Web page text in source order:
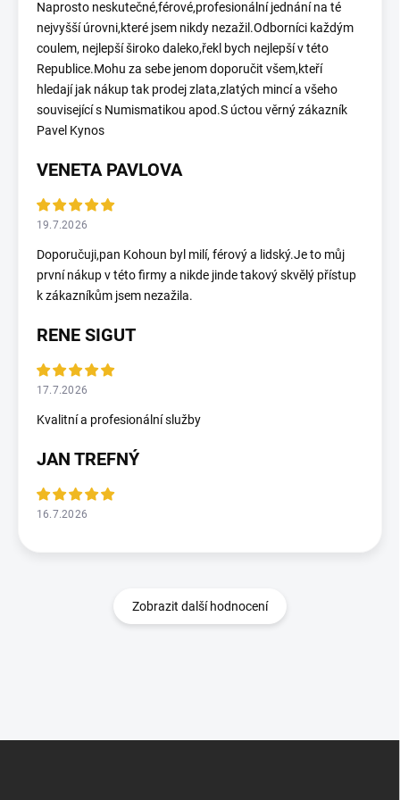
Naprosto neskutečné,férové,profesionální jednání na té
nejvyšší úrovni,které jsem nikdy nezažil.Odborníci každým
coulem, nejlepší široko daleko,řekl bych nejlepší v této
Republice.Mohu za sebe jenom doporučit všem,kteří
hledají jak nákup tak prodej zlata,zlatých mincí a všeho
související s Numismatikou apod.S úctou věrný zákazník
Pavel Kynos
VENETA PAVLOVA
19.7.2026
Doporučuji,pan Kohoun byl milí, férový a lidský.Je to můj
první nákup v této firmy a nikde jinde takový skvělý přístup
k zákazníkům jsem nezažila.
RENE SIGUT
17.7.2026
Kvalitní a profesionální služby
JAN TREFNÝ
16.7.2026
Zobrazit další hodnocení